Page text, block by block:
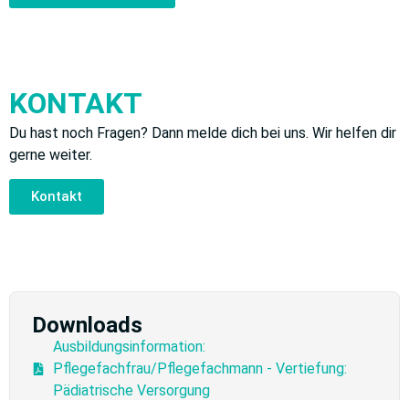
KONTAKT
Du hast noch Fragen? Dann melde dich bei uns. Wir helfen dir
gerne weiter.
Kontakt
Downloads
Ausbildungsinformation:
Pflegefachfrau/Pflegefachmann - Vertiefung:
Pädiatrische Versorgung